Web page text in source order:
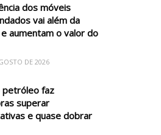
dos móveis
vai além da
aumentam o valor do
DE 2026
petróleo faz
superar
e quase dobrar